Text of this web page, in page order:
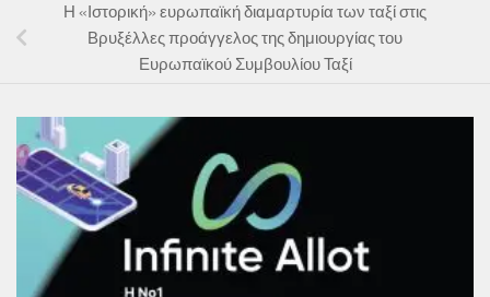
Η «Ιστορική» ευρωπαϊκή διαμαρτυρία των ταξί στις
Βρυξέλλες προάγγελος της δημιουργίας του
Ευρωπαϊκού Συμβουλίου Ταξί